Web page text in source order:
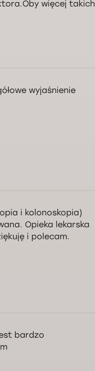
więcej takich
wyjaśnienie
i kolonoskopia)
Opieka lekarska
i polecam.
bardzo